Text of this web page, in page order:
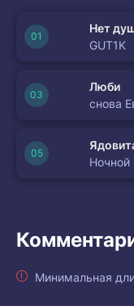
Нет
GUT1K
Люби
снова
Минимальная